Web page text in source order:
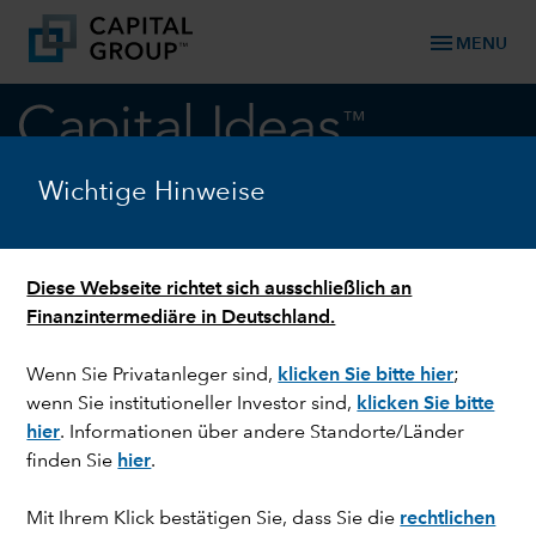
Wichtige Hinweise
Diese Webseite richtet sich ausschließlich an
Finanzintermediäre in Deutschland.
Wenn Sie Privatanleger sind, klicken Sie bitte hier;
wenn Sie institutioneller Investor sind, klicken Sie bitte
hier. Informationen über andere Standorte/Länder
finden Sie hier.
Mit Ihrem Klick bestätigen Sie, dass Sie die rechtlichen
menu MENU
Märkte & Wirtschaft
USA: Die Staatsschulden und
die Dominanz des US-Dollar